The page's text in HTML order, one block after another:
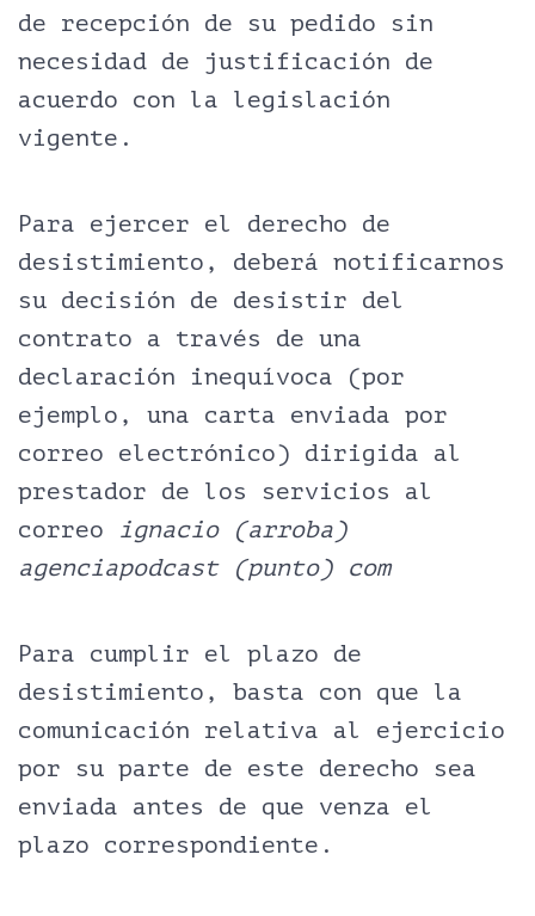
de recepción de su pedido sin
necesidad de justificación de
acuerdo con la legislación
vigente.
Para ejercer el derecho de
desistimiento, deberá notificarnos
su decisión de desistir del
contrato a través de una
declaración inequívoca (por
ejemplo, una carta enviada por
correo electrónico) dirigida al
prestador de los servicios al
correo ignacio (arroba)
agenciapodcast (punto) com
Para cumplir el plazo de
desistimiento, basta con que la
comunicación relativa al ejercicio
por su parte de este derecho sea
enviada antes de que venza el
plazo correspondiente.